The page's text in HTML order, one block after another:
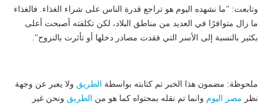
وتابعت: "ما نشهده اليوم هو تراجع قدرة الناس على شراء الغذاء. فالغذاء
ما زال متوافرًا في العديد من مناطق البلاد، لكن تكلفته أصبحت أعلى
بكثير بالنسبة إلى الأسر التي فقدت مصادر دخلها أو تأثرت بالنزوح".
ملحوظة: مضمون هذا الخبر تم كتابته بواسطة الطريق ولا يعبر عن وجهة
نظر مصر اليوم وانما تم نقله بمحتواه كما هو من الطريق ونحن غير